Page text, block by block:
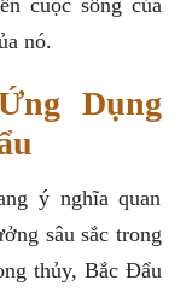
cuộc sống của
nó.
Dụng
ý nghĩa quan
sâu sắc trong
thủy, Bắc Đẩu